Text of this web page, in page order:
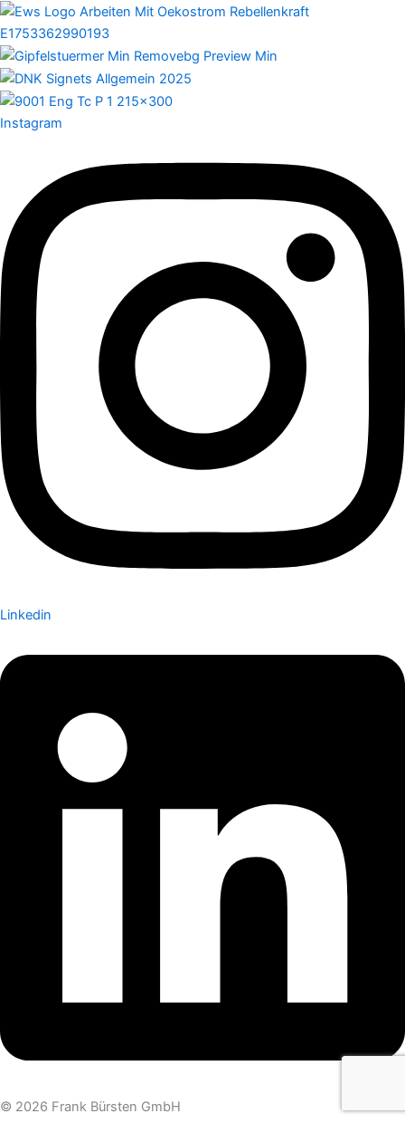
Instagram
Linkedin
© 2026 Frank Bürsten GmbH